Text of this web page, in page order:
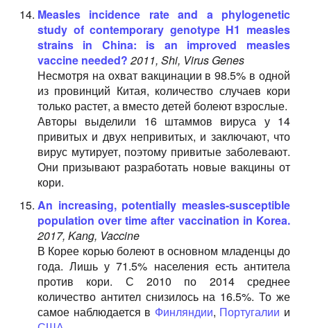
Measles incidence rate and a phylogenetic
study of contemporary genotype H1 measles
strains in China: is an improved measles
vaccine needed? 2011, Shi, Virus Genes
Несмотря на охват вакцинации в 98.5% в одной
из провинций Китая, количество случаев кори
только растет, а вместо детей болеют взрослые.
Авторы выделили 16 штаммов вируса у 14
привитых и двух непривитых, и заключают, что
вирус мутирует, поэтому привитые заболевают.
Они призывают разработать новые вакцины от
кори.
An increasing, potentially measles-susceptible
population over time after vaccination in Korea.
2017, Kang, Vaccine
В Корее корью болеют в основном младенцы до
года. Лишь у 71.5% населения есть антитела
против кори. С 2010 по 2014 среднее
количество антител снизилось на 16.5%. То же
самое наблюдается в Финляндии, Португалии и